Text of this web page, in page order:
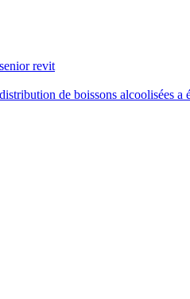
revit
de boissons alcoolisées a